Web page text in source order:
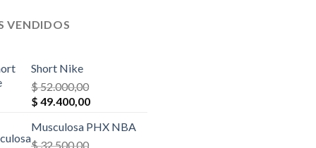
VENDIDOS
Short Nike
$52.000,00
El
original
era:
$ 49.400,00El
actual
Musculosa PHX NBA
$32.500,00